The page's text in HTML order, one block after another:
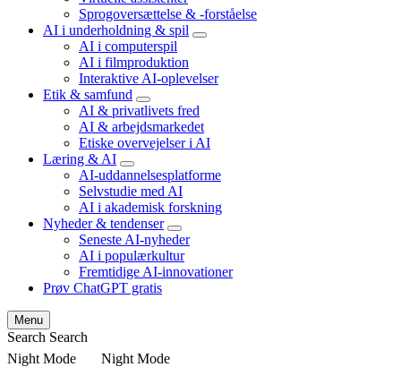
Sprogoversættelse & -forståelse
AI i underholdning & spil
expand
AI i computerspil
AI i filmproduktion
Interaktive AI-oplevelser
Etik & samfund
expand
child
menu
AI & privatlivets fred
AI & arbejdsmarkedet
Etiske overvejelser i AI
Læring & AI
expand
child
menu
AI-uddannelsesplatforme
Selvstudie med AI
AI i akademisk forskning
Nyheder & tendenser
expand
child
menu
Seneste AI-nyheder
AI i populærkultur
Fremtidige AI-innovationer
Prøv ChatGPT gratis
Menu
Search Search
Night Mode
Night Mode